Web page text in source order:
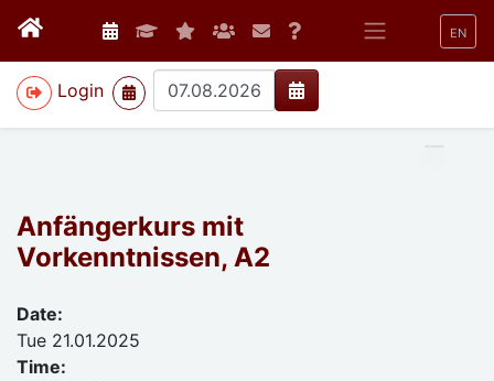
EN
Login
>
Anfängerkurs mit
Vorkenntnissen, A2
Date:
Tue 21.01.2025
Time: